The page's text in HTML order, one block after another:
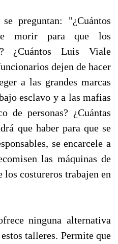
"¿Cuántos
morir para que los
¿Cuántos Luis Viale
dejen de hacer
a las grandes marcas
esclavo y a las mafias
de personas? ¿Cuántas
que haber para que se
se encarcele a
las máquinas de
los costureros trabajen en
ninguna alternativa
talleres. Permite que